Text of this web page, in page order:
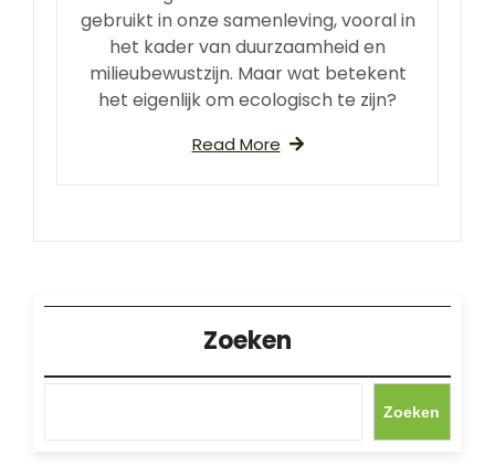
gebruikt in onze samenleving, vooral in
het kader van duurzaamheid en
milieubewustzijn. Maar wat betekent
het eigenlijk om ecologisch te zijn?
Read More
Zoeken
Zoeken